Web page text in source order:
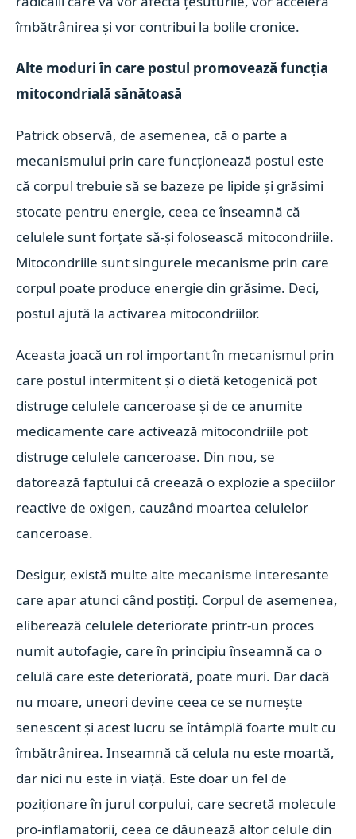
îmbătrânirea și vor contribui la bolile cronice.
Alte moduri în care postul promovează funcția
mitocondrială sănătoasă
Patrick observă, de asemenea, că o parte a
mecanismului prin care funcționează postul este
că corpul trebuie să se bazeze pe lipide și grăsimi
stocate pentru energie, ceea ce înseamnă că
celulele sunt forțate să-și folosească mitocondriile.
Mitocondriile sunt singurele mecanisme prin care
corpul poate produce energie din grăsime. Deci,
postul ajută la activarea mitocondriilor.
Aceasta joacă un rol important în mecanismul prin
care postul intermitent și o dietă ketogenică pot
distruge celulele canceroase și de ce anumite
medicamente care activează mitocondriile pot
distruge celulele canceroase. Din nou, se
datorează faptului că creează o explozie a speciilor
reactive de oxigen, cauzând moartea celulelor
canceroase.
Desigur, există multe alte mecanisme interesante
care apar atunci când postiți. Corpul de asemenea,
eliberează celulele deteriorate printr-un proces
numit autofagie, care în principiu înseamnă ca o
celulă care este deteriorată, poate muri. Dar dacă
nu moare, uneori devine ceea ce se numește
senescent și acest lucru se întâmplă foarte mult cu
îmbătrânirea. Inseamnă că celula nu este moartă,
dar nici nu este in viață. Este doar un fel de
poziționare în jurul corpului, care secretă molecule
pro-inflamatorii, ceea ce dăunează altor celule din